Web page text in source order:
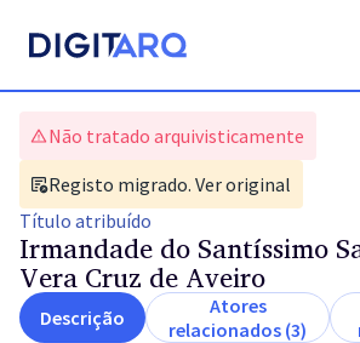
Não tratado arquivisticamente
Registo migrado. Ver original
Título atribuído
Irmandade do Santíssimo
Vera Cruz de Aveiro
Descrição
Atores
relacionados (3)